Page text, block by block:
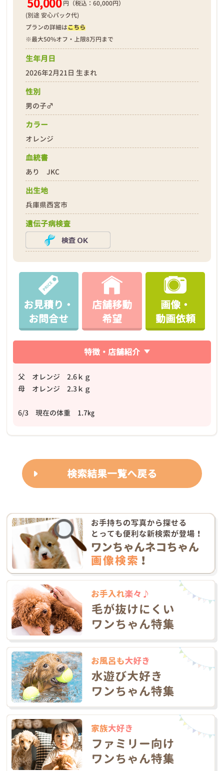
50,000 円（税込：60,000円）
(別途 安心パック代)
プランの詳細はこちら
※最大50%オフ・上限8万円まで
生年月日
2026年2月21日 生まれ
性別
男の子♂
カラー
オレンジ
血統書
あり JKC
出生地
兵庫県西宮市
遺伝子病検査
お見積り・
お問合せ
店舗移動
希望
画像・
動画依頼
特徴・店舗紹介
父 オレンジ 2.6ｋｇ
母 オレンジ 2.3ｋｇ
6/3 現在の体重 1.7㎏
検索結果一覧へ戻る